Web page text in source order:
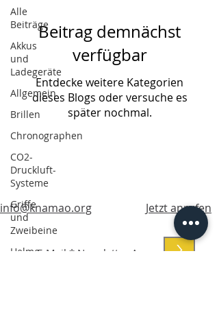
Alle
Beiträge
Akkus
und
Ladegeräte
Allgemein
Brillen
Chronographen
CO2-
Druckluft-
Systeme
Griffe
und
Zweibeine
Helme
Beitrag demnächst
verfügbar
Entdecke weitere Kategorien
dieses Blogs oder versuche es
später nochmal.
info@knamao.org Jetzt anrufen
>